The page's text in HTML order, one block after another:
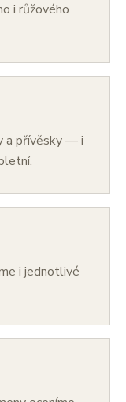
i růžového
a přívěsky — i
i jednotlivé